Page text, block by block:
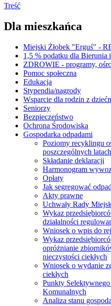
Treść
Dla mieszkańca
Miejski Żłobek "Erguś" -
1,5 % podatku dla Bierunia
ZDROWIE - programy,
Pomoc społeczna
Edukacja
Stypendia/nagrody
Wsparcie dla rodzin z
Seniorzy
Bezpieczeństwo
Ochrona Środowiska
Gospodarka odpadami
Poziomy recyklingu
poszczególnych latach
Składanie deklaracji
Harmonogram
Opłaty
Jak segregować
Akty prawne
Uchwały Rady
Wykaz
działalności
Wniosek o wpis do
Wykaz
opróżnianie
nieczystości ciekłych
Wniosek o wydanie
ciekłych
Punkty
Komunalnych
Analiza stanu